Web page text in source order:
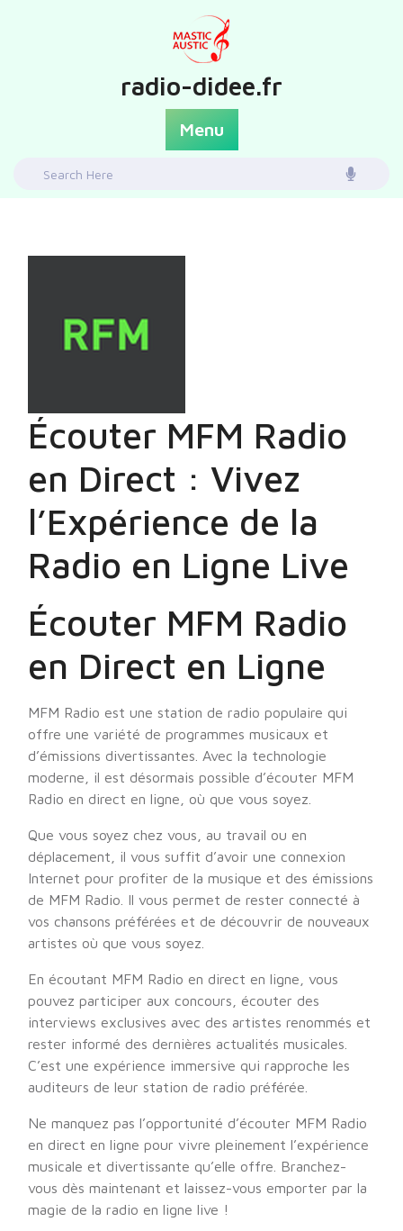
radio-didee.fr
Menu
Search
Écouter MFM Radio
en Direct : Vivez
l’Expérience de la
Radio en Ligne Live
Écouter MFM Radio
en Direct en Ligne
MFM Radio est une station de radio populaire qui
offre une variété de programmes musicaux et
d’émissions divertissantes. Avec la technologie
moderne, il est désormais possible d’écouter MFM
Radio en direct en ligne, où que vous soyez.
Que vous soyez chez vous, au travail ou en
déplacement, il vous suffit d’avoir une connexion
Internet pour profiter de la musique et des émissions
de MFM Radio. Il vous permet de rester connecté à
vos chansons préférées et de découvrir de nouveaux
artistes où que vous soyez.
En écoutant MFM Radio en direct en ligne, vous
pouvez participer aux concours, écouter des
interviews exclusives avec des artistes renommés et
rester informé des dernières actualités musicales.
C’est une expérience immersive qui rapproche les
auditeurs de leur station de radio préférée.
Ne manquez pas l’opportunité d’écouter MFM Radio
en direct en ligne pour vivre pleinement l’expérience
musicale et divertissante qu’elle offre. Branchez-
vous dès maintenant et laissez-vous emporter par la
magie de la radio en ligne live !